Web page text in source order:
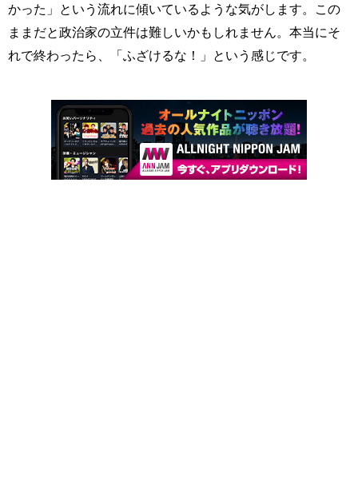
かった」という流れに傾いているような気がします。この
ままだと政治家の立件は難しいかもしれません。本当にそ
れで終わったら、「ふざけるな！」という感じです。